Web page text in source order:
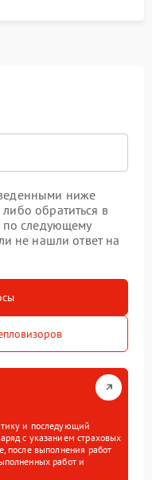
ниже
обратиться в
по следующему
не нашли ответ на
и последующий
с указанием страховых
после выполнения работ
работ и